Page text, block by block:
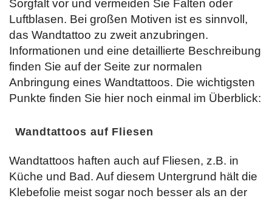
Sorgfalt vor und vermeiden Sie Falten oder
Luftblasen. Bei großen Motiven ist es sinnvoll,
das Wandtattoo zu zweit anzubringen.
Informationen und eine detaillierte Beschreibung
finden Sie auf der Seite zur normalen
Anbringung eines Wandtattoos. Die wichtigsten
Punkte finden Sie hier noch einmal im Überblick:
Wandtattoos auf Fliesen
Wandtattoos haften auch auf Fliesen, z.B. in
Küche und Bad. Auf diesem Untergrund hält die
Klebefolie meist sogar noch besser als an der